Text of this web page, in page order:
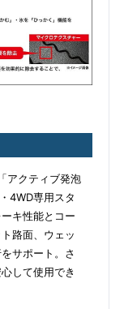
アクティブ発泡
4WD専用スタ
キ性能とコー
路面、ウェッ
サポート。さ
して使用でき